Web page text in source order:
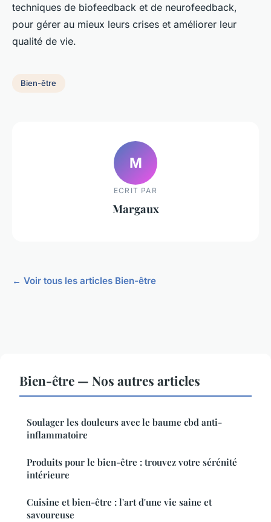
techniques de biofeedback et de neurofeedback,
pour gérer au mieux leurs crises et améliorer leur
qualité de vie.
Bien-être
M
ECRIT PAR
Margaux
← Voir tous les articles Bien-être
Bien-être — Nos autres articles
Soulager les douleurs avec le baume cbd anti-
inflammatoire
Produits pour le bien-être : trouvez votre sérénité
intérieure
Cuisine et bien-être : l'art d'une vie saine et
savoureuse